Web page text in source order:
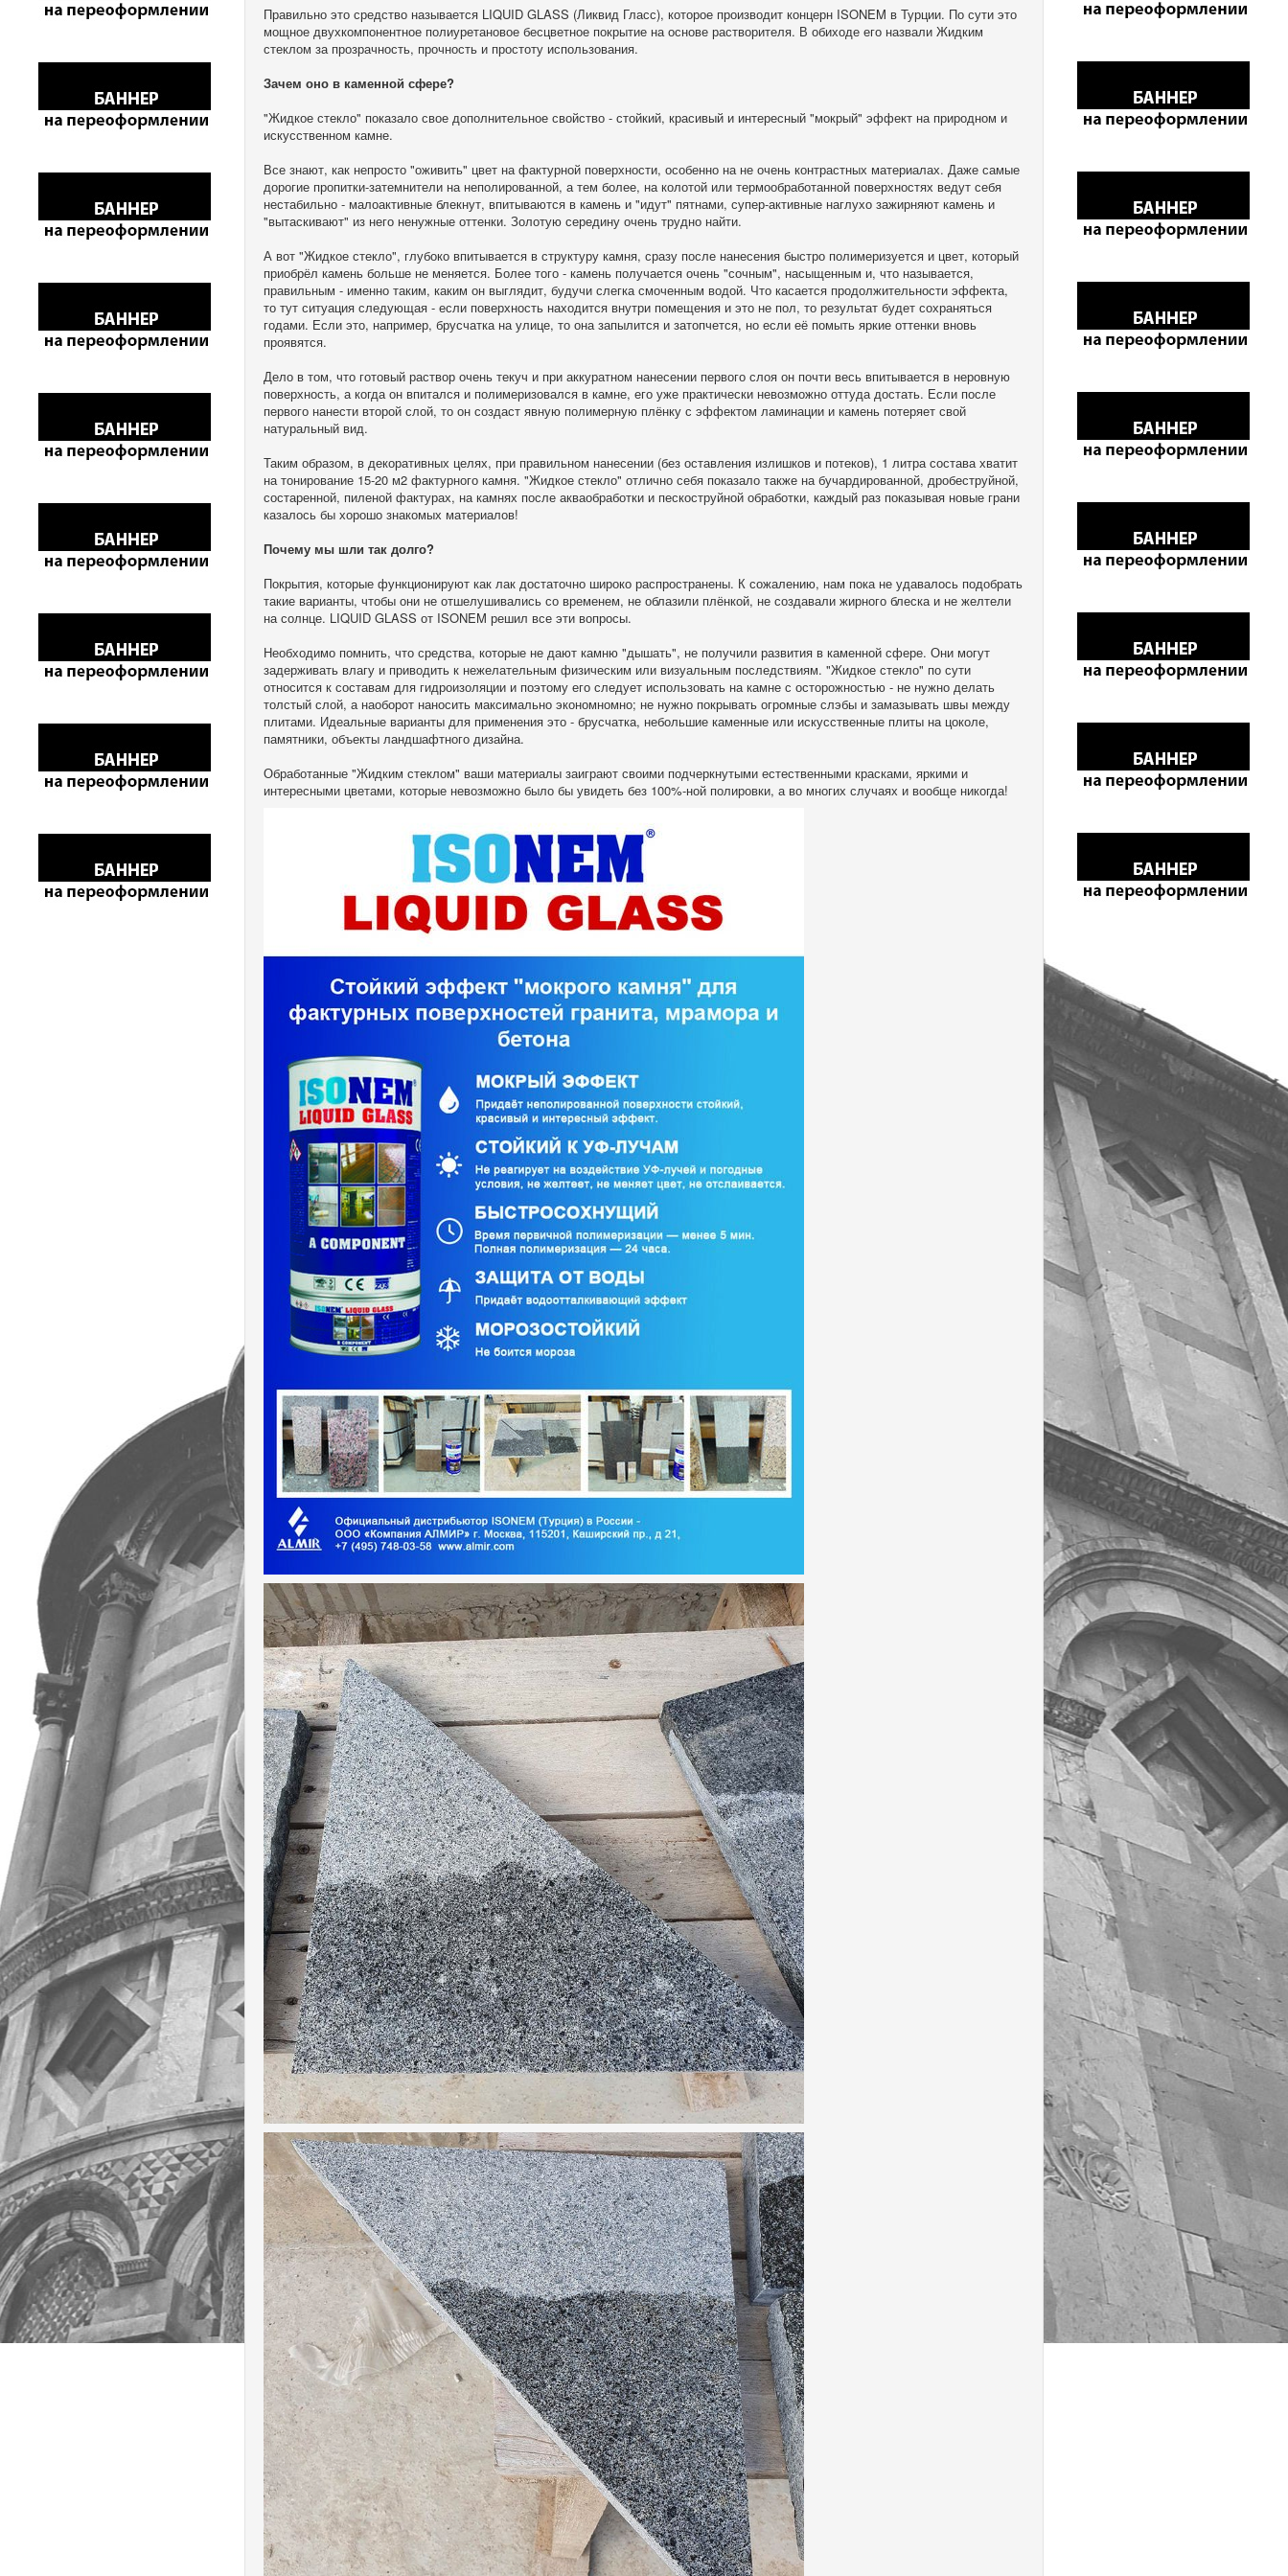
Правильно это средство называется LIQUID GLASS (Ликвид Гласс), которое производит концерн ISONEM в Турции. По сути это
мощное двухкомпонентное полиуретановое бесцветное покрытие на основе растворителя. В обиходе его назвали Жидким
стеклом за прозрачность, прочность и простоту использования.
Зачем оно в каменной сфере?
"Жидкое стекло" показало свое дополнительное свойство - стойкий, красивый и интересный "мокрый" эффект на природном и
искусственном камне.
Все знают, как непросто "оживить" цвет на фактурной поверхности, особенно на не очень контрастных материалах. Даже самые
дорогие пропитки-затемнители на неполированной, а тем более, на колотой или термообработанной поверхностях ведут себя
нестабильно - малоактивные блекнут, впитываются в камень и "идут" пятнами, супер-активные наглухо зажирняют камень и
"вытаскивают" из него ненужные оттенки. Золотую середину очень трудно найти.
А вот "Жидкое стекло", глубоко впитывается в структуру камня, сразу после нанесения быстро полимеризуется и цвет, который
приобрёл камень больше не меняется. Более того - камень получается очень "сочным", насыщенным и, что называется,
правильным - именно таким, каким он выглядит, будучи слегка смоченным водой. Что касается продолжительности эффекта,
то тут ситуация следующая - если поверхность находится внутри помещения и это не пол, то результат будет сохраняться
годами. Если это, например, брусчатка на улице, то она запылится и затопчется, но если её помыть яркие оттенки вновь
проявятся.
Дело в том, что готовый раствор очень текуч и при аккуратном нанесении первого слоя он почти весь впитывается в неровную
поверхность, а когда он впитался и полимеризовался в камне, его уже практически невозможно оттуда достать. Если после
первого нанести второй слой, то он создаст явную полимерную плёнку с эффектом ламинации и камень потеряет свой
натуральный вид.
Таким образом, в декоративных целях, при правильном нанесении (без оставления излишков и потеков), 1 литра состава хватит
на тонирование 15-20 м2 фактурного камня. "Жидкое стекло" отлично себя показало также на бучардированной, дробеструйной,
состаренной, пиленой фактурах, на камнях после акваобработки и пескоструйной обработки, каждый раз показывая новые грани
казалось бы хорошо знакомых материалов!
Почему мы шли так долго?
Покрытия, которые функционируют как лак достаточно широко распространены. К сожалению, нам пока не удавалось подобрать
такие варианты, чтобы они не отшелушивались со временем, не облазили плёнкой, не создавали жирного блеска и не желтели
на солнце. LIQUID GLASS от ISONEM решил все эти вопросы.
Необходимо помнить, что средства, которые не дают камню "дышать", не получили развития в каменной сфере. Они могут
задерживать влагу и приводить к нежелательным физическим или визуальным последствиям. "Жидкое стекло" по сути
относится к составам для гидроизоляции и поэтому его следует использовать на камне с осторожностью - не нужно делать
толстый слой, а наоборот наносить максимально экономномно; не нужно покрывать огромные слэбы и замазывать швы между
плитами. Идеальные варианты для применения это - брусчатка, небольшие каменные или искусственные плиты на цоколе,
памятники, объекты ландшафтного дизайна.
Обработанные "Жидким стеклом" ваши материалы заиграют своими подчеркнутыми естественными красками, яркими и
интересными цветами, которые невозможно было бы увидеть без 100%-ной полировки, а во многих случаях и вообще никогда!